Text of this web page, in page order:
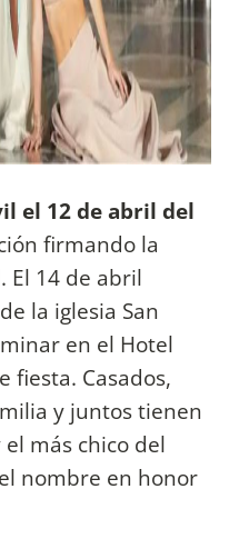
el 12 de abril del
firmando la
El 14 de abril
la iglesia San
en el Hotel
fiesta. Casados,
y juntos tienen
más chico del
nombre en honor